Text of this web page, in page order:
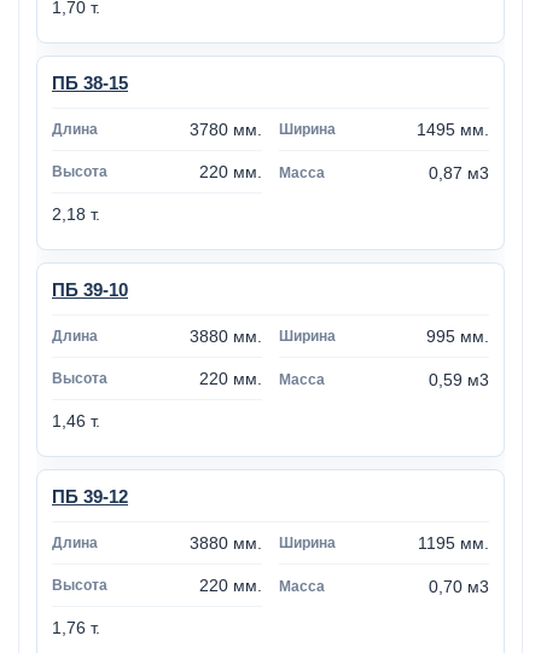
1,70 т.
ПБ 38-15
3780 мм. 1495 мм.
220 мм. 0,87 м3
2,18 т.
ПБ 39-10
3880 мм. 995 мм.
220 мм. 0,59 м3
1,46 т.
ПБ 39-12
3880 мм. 1195 мм.
220 мм. 0,70 м3
1,76 т.